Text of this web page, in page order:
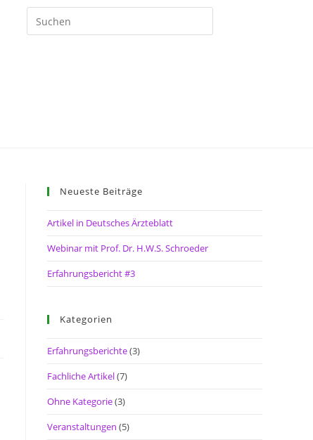
Neueste Beiträge
Artikel in Deutsches Ärzteblatt
Webinar mit Prof. Dr. H.W.S. Schroeder
Erfahrungsbericht #3
Kategorien
Erfahrungsberichte(3)
Fachliche Artikel(7)
Ohne Kategorie(3)
Veranstaltungen (5)